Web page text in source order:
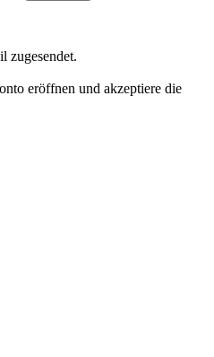
zugesendet.
eröffnen und akzeptiere die